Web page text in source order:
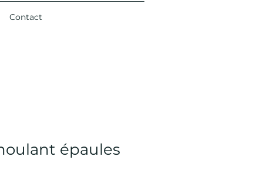
Contact
épaules